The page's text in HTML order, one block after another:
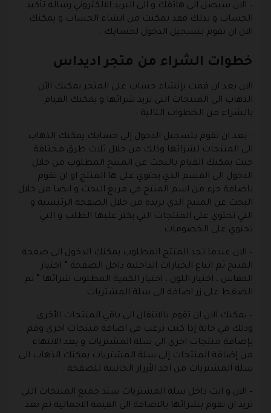
– الان سيصل الى هاتفك و الى البريد الالكتروني رسالة تأكيد
الحساب و بذلك فقد تمكنت من انشاء الحساب و يمكنك
الان ان تقوم بتسجيل الدخول لحسابك .
خطوات الشراء من متجر اديداس
الان بعد ان قمت بإنشاء حساب على المتجر يمكنك الآن
الذهاب الى المنتجات التي تريد شرائها و يمكنك القيام
بالشراء من الخطوات التالية :
– بعد ان تقوم بتسجيل الدخول إلى حسابك يمكنك الذهاب
الى المنتجات لشرائها وذلك من خلال ثلاث طرق مختلفة
حيث يمكنك القيام بالبحث عن المنتج المطلوب من خلال
الدخول الى القسم الذي يحتوي على ها المنتج او ان تقوم
باضافة جزء من اسم المنتج في مربع البحث و ايضا من خلال
البحث عن المنتج الذي تريده من خلال الصفحة الرئيسية و
التي تحتوي على المنتجات التي يكثر عليها الطلب و التي
تحتوي على الخصومات .
– الان عندما تجد المنتج المطلوب يمكنك الدخول الى صفحة
المنتج ثم اتباع الخيارات الداخلية داخل الصفحة ” اختيار
المقاس ، اختيار اللون ، اختيار الكمية المطلوب شرائها ” ثم
الضغط على زر اضافة الى سلة المشتريات .
– يمكنك الان ان تقوم بالانتقال الى باقي المنتجات الأخرى
وذلك في حالة إذا كنت ترغب في اضافة منتجات اخرى وقم
بإضافة منتجات اخرى الى سلة المشتريات و بعد الانتهاء
من إضافة المنتجات إلى سلة المشتريات يمكنك الذهاب الى
سلة المشتريات من احد الأزرار الجانبية للصفحة .
– الان و انت داخل سلة المشتريات ستد جميع المنتجات التي
تريد ان تقوم بشرائها بالاضافة الى القيمة الاجمالية ثم بعد